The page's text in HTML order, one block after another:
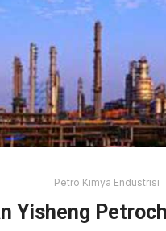
Petro Kimya Endüstrisi
Yisheng